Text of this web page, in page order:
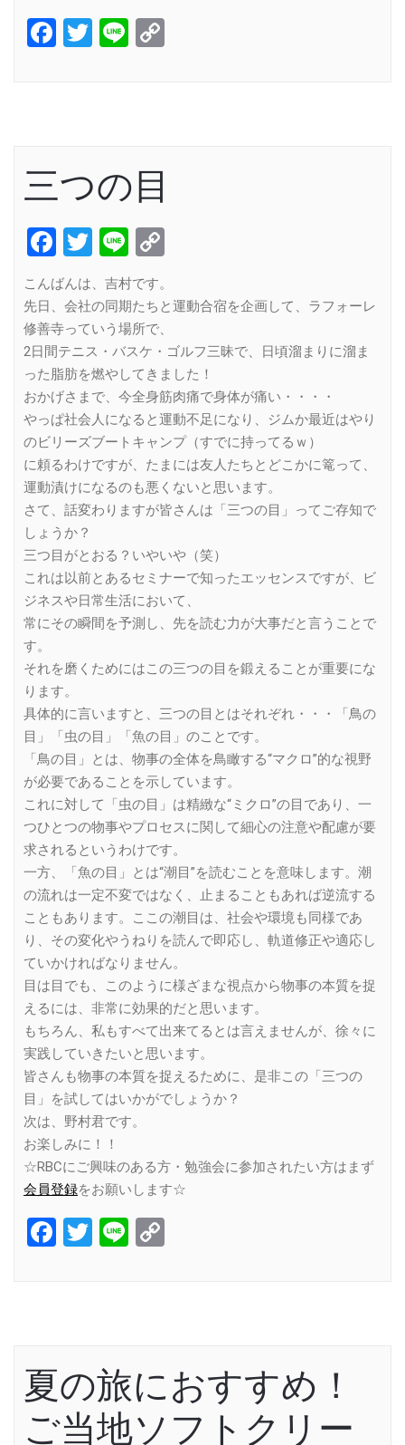
Facebook
Twitter
Line
三つの目
Facebook
Twitter
Line
こんばんは、吉村です。
先日、会社の同期たちと運動合宿を企画して、ラフォーレ
修善寺っていう場所で、
2日間テニス・バスケ・ゴルフ三昧で、日頃溜まりに溜ま
った脂肪を燃やしてきました！
おかげさまで、今全身筋肉痛で身体が痛い・・・・
やっぱ社会人になると運動不足になり、ジムか最近はやり
のビリーズブートキャンプ（すでに持ってるｗ）
に頼るわけですが、たまには友人たちとどこかに篭って、
運動漬けになるのも悪くないと思います。
さて、話変わりますが皆さんは「三つの目」ってご存知で
しょうか？
三つ目がとおる？いやいや（笑）
これは以前とあるセミナーで知ったエッセンスですが、ビ
ジネスや日常生活において、
常にその瞬間を予測し、先を読む力が大事だと言うことで
す。
それを磨くためにはこの三つの目を鍛えることが重要にな
ります。
具体的に言いますと、三つの目とはそれぞれ・・・「鳥の
目」「虫の目」「魚の目」のことです。
「鳥の目」とは、物事の全体を鳥瞰する“マクロ”的な視野
が必要であることを示しています。
これに対して「虫の目」は精緻な“ミクロ”の目であり、一
つひとつの物事やプロセスに関して細心の注意や配慮が要
求されるというわけです。
一方、「魚の目」とは“潮目”を読むことを意味します。潮
の流れは一定不変ではなく、止まることもあれば逆流する
こともあります。ここの潮目は、社会や環境も同様であ
り、その変化やうねりを読んで即応し、軌道修正や適応し
ていかければなりません。
目は目でも、このように様ざまな視点から物事の本質を捉
えるには、非常に効果的だと思います。
もちろん、私もすべて出来てるとは言えませんが、徐々に
実践していきたいと思います。
皆さんも物事の本質を捉えるために、是非この「三つの
目」を試してはいかがでしょうか？
次は、野村君です。
お楽しみに！！
☆RBCにご興味のある方・勉強会に参加されたい方はまず
会員登録をお願いします☆
Facebook
Twitter
Line
夏の旅におすすめ！
ご当地ソフトクリー